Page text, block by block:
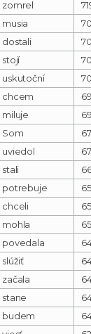
zomrel
musia
dostali
stojí
uskutoční
chcem
miluje
Som
uviedol
stali
potrebuje
chceli
mohla
povedala
slúžiť
začala
stane
budem